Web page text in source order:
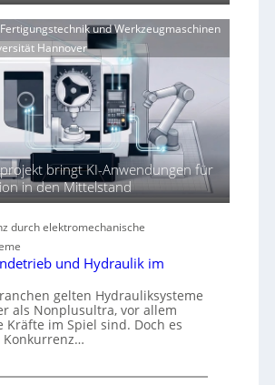
und Werkzeugmaschinen
Hannover
bringt KI-Anwendungen für
in den Mittelstand
durch elektromechanische
und Hydraulik im
gelten Hydrauliksysteme
als Nonplusultra, vor allem
Kräfte im Spiel sind. Doch es